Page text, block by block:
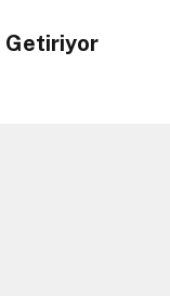
Getiriyor